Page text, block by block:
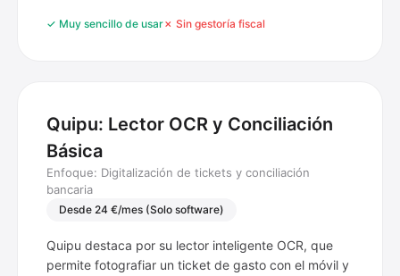
✓ Muy sencillo de usar✗ Sin gestoría fiscal
Quipu: Lector OCR y Conciliación
Básica
Enfoque: Digitalización de tickets y conciliación
bancaria
Desde 24 €/mes (Solo software)
Quipu destaca por su lector inteligente OCR, que
permite fotografiar un ticket de gasto con el móvil y